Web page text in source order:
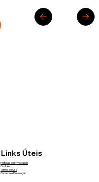
Links Úteis
Políticas de Privacidade
Cookies
Termo de Uso
Garantia e Devolução